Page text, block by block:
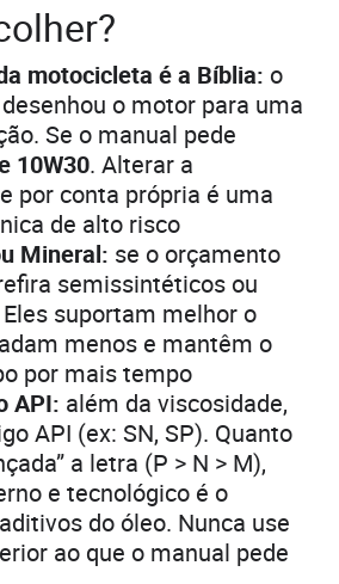
motocicleta é a Bíblia: o
o motor para uma
Se o manual pede
10W30. Alterar a
por conta própria é uma
de alto risco
Mineral: se o orçamento
semissintéticos ou
suportam melhor o
menos e mantêm o
por mais tempo
API: além da viscosidade,
API (ex: SN, SP). Quanto
a letra (P > N > M),
e tecnológico é o
do óleo. Nunca use
ao que o manual pede